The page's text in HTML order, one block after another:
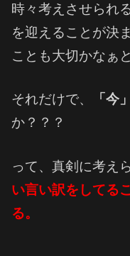
時々考えさせられ
を迎えることが決
ことも大切かなぁと
それだけで、 「今」
か？？？
って、真剣に考え
い言い訳をしてる
る。